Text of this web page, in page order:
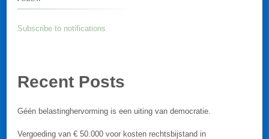
Subscribe to notifications
Recent Posts
Géén belastinghervorming is een uiting van democratie.
Vergoeding van € 50.000 voor kosten rechtsbijstand in